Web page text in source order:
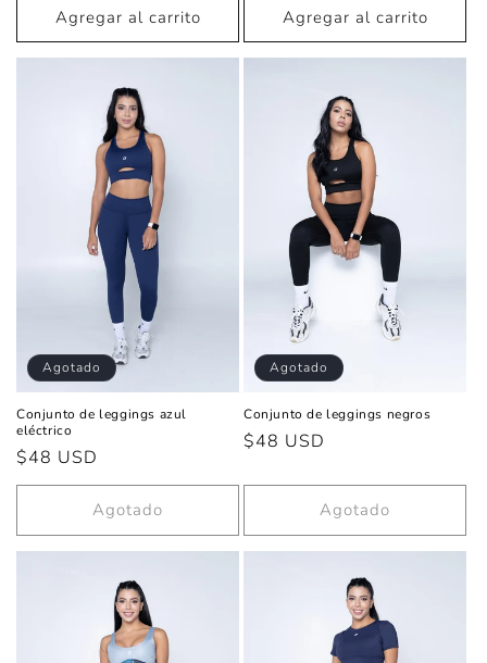
Agregar al carrito Agregar al carrito
Agotado
Conjunto de leggings azul
eléctrico
Precio
habitual
$48 USD
Agotado
Agotado
Conjunto de leggings negros
Precio
$48 USD
Agotado